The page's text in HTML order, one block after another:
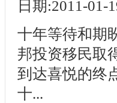
日期:2011-
十年等待和期
邦投资移民取
到达喜悦的终
十...